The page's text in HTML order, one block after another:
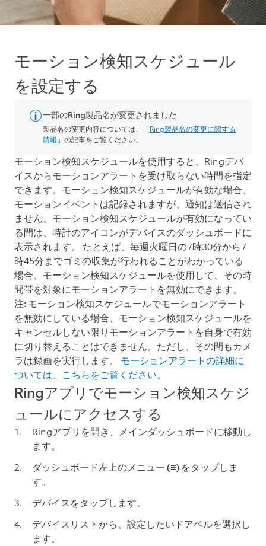
モーション検知スケジュール
を設定する
一部のRing製品名が変更されました
製品名の変更内容については、「Ring製品名の変更に関する
情報」の記事をご覧ください。
モーション検知スケジュールを使用すると、Ringデバ
イスからモーションアラート を受け取らない時間を指定
できます。モーション検知スケジュールが有効な場合、
モーションイベントは記録されますが、通知は送信され
ません。モーション検知スケジュールが有効になってい
る間は、時計のアイコンがデバイスのダッシュボードに
表示されます。 たとえば、毎週火曜日の7時30分から7
時45分までゴミの収集が行われることがわかっている
場合、 モーション検知スケジュールを使用して、その時
間帯を対象にモーションアラート を無効にできます。
注:モーション検知スケジュールでモーションアラート
を無効にしている場合、モーション検知スケジュールを
キャンセルしない限りモーションアラートを自身で有効
に切り替えることはできません。ただし、その間もカメ
ラは録画を実行します。 モーションアラートの詳細に
ついては、こちらをご覧ください。
Ringアプリでモーション検知スケジ
ュールにアクセスする
Ringアプリを開き、メインダッシュボードに移動し
ます。
ダッシュボード左上のメニュー (≡) をタップしま
す。
デバイスをタップします。
デバイスリストから、設定したいドアベルを選択し
ます。